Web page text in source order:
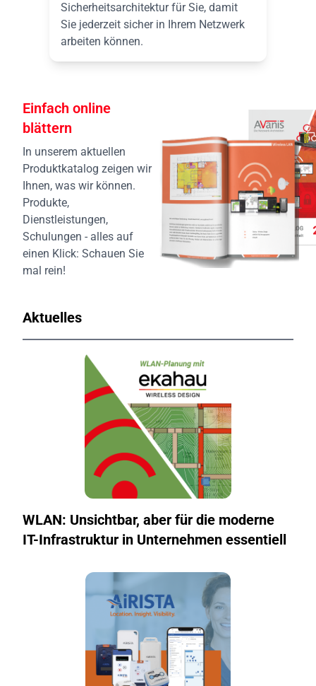
Sicherheitsarchitektur für Sie, damit
Sie jederzeit sicher in Ihrem Netzwerk
arbeiten können.
Einfach online
blättern
In unserem aktuellen
Produktkatalog zeigen wir
Ihnen, was wir können.
Produkte,
Dienstleistungen,
Schulungen - alles auf
einen Klick: Schauen Sie
mal rein!
Aktuelles
WLAN: Unsichtbar, aber für die moderne
IT-Infrastruktur in Unternehmen essentiell